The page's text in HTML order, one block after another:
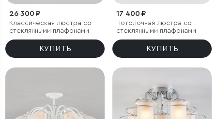
26 300 ₽
Классическая люстра со
стеклянными плафонами
КУПИТЬ
17 400 ₽
Потолочная люстра со
стеклянными плафонами
КУПИТЬ